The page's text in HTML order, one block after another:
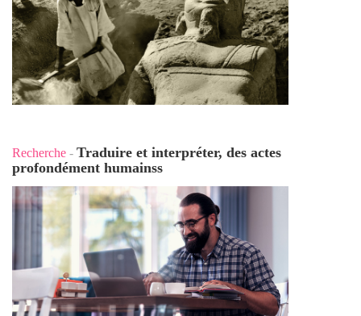
Recherche - Traduire et interpréter, des actes
profondément humainss